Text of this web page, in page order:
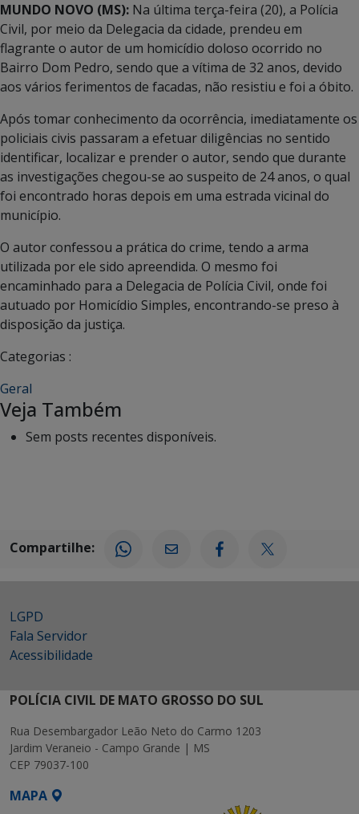
MUNDO NOVO (MS): Na última terça-feira (20), a Polícia
Civil, por meio da Delegacia da cidade, prendeu em
flagrante o autor de um homicídio doloso ocorrido no
Bairro Dom Pedro, sendo que a vítima de 32 anos, devido
aos vários ferimentos de facadas, não resistiu e foi a óbito.
Após tomar conhecimento da ocorrência, imediatamente os
policiais civis passaram a efetuar diligências no sentido
identificar, localizar e prender o autor, sendo que durante
as investigações chegou-se ao suspeito de 24 anos, o qual
foi encontrado horas depois em uma estrada vicinal do
município.
O autor confessou a prática do crime, tendo a arma
utilizada por ele sido apreendida. O mesmo foi
encaminhado para a Delegacia de Polícia Civil, onde foi
autuado por Homicídio Simples, encontrando-se preso à
disposição da justiça.
Categorias :
Geral
Veja Também
Sem posts recentes disponíveis.
Compartilhe:
LGPD
Fala Servidor
Acessibilidade
POLÍCIA CIVIL DE MATO GROSSO DO SUL
Rua Desembargador Leão Neto do Carmo 1203
Jardim Veraneio - Campo Grande | MS
CEP 79037-100
MAPA